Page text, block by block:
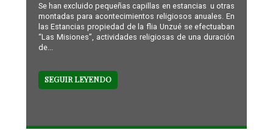
Se han excluido pequeñas capillas en estancias u otras
montadas para acontecimientos religiosos anuales. En
las Estancias propiedad de la flia Unzué se efectuaban
“Las Misiones”, actividades religiosas de una duración
de...
SEGUIR LEYENDO